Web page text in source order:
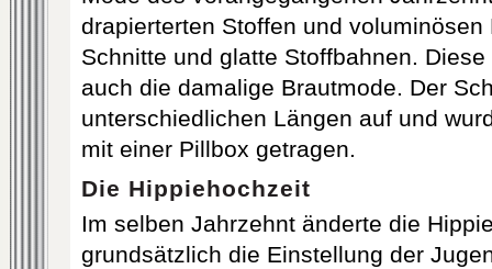
drapierterten Stoffen und
Schnitte und glatte Stoffbahnen.
auch die damalige Brautmode. Der
unterschiedlichen Längen auf und
mit einer Pillbox getragen.
Die Hippiehochzeit
Im selben Jahrzehnt änderte die
grundsätzlich die Einstellung der